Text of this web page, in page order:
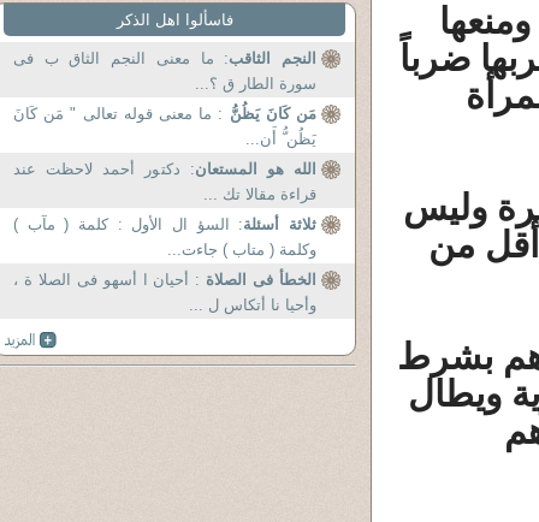
ضرباً
وليس
أقل من
بشرط
ويطال
فاسألوا اهل الذكر
النجم الثاقب: ما معنى النجم الثاق ب فى
سورة الطار ق ؟...
مَن كَانَ يَظُنُّ : ما معنى قوله تعالى " مَن كَانَ
يَظُن ُّ أَن...
الله هو المستعان: دكتور أحمد لاحظت عند
قراءة مقالا تك ...
ثلاثة أسئلة: السؤ ال الأول : كلمة ( مآب )
وكلمة ( متاب ) جاءت...
الخطأ فى الصلاة : أحيان ا أسهو فى الصلا ة ،
وأحيا نا أتكاس ل ...